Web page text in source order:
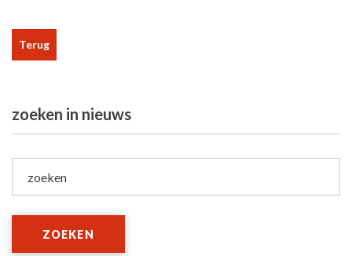
Terug
zoeken in nieuws
zoeken
ZOEKEN